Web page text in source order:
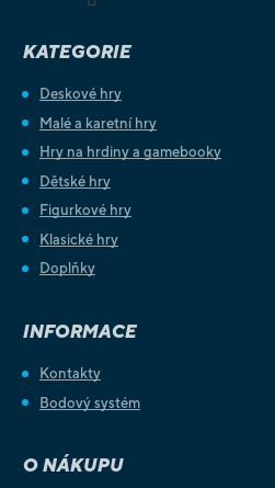
KATEGORIE
Deskové hry
Malé a karetní hry
Hry na hrdiny a gamebooky
Dětské hry
Figurkové hry
Klasické hry
Doplňky
INFORMACE
Kontakty
Bodový systém
O NÁKUPU